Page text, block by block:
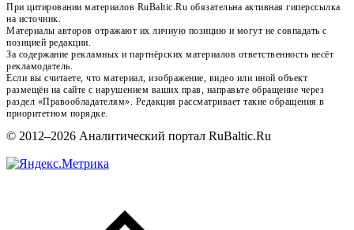
При цитировании материалов RuBaltic.Ru обязательна активная гиперссылка
на источник.
Материалы авторов отражают их личную позицию и могут не совпадать с
позицией редакции.
За содержание рекламных и партнёрских материалов ответственность несёт
рекламодатель.
Если вы считаете, что материал, изображение, видео или иной объект
размещён на сайте с нарушением ваших прав, направьте обращение через
раздел «Правообладателям». Редакция рассматривает такие обращения в
приоритетном порядке.
© 2012–2026 Аналитический портал RuBaltic.Ru